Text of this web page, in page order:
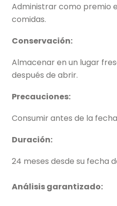
Administrar como premio
comidas.
Conservación:
Almacenar en un lugar
después de abrir.
Precauciones:
Consumir antes de la
Duración:
24 meses desde su fecha
Análisis garantizado: